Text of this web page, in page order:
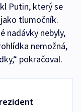
Putin, který se
tlumočník.
nadávky nebyly,
nemožná,
pokračoval.